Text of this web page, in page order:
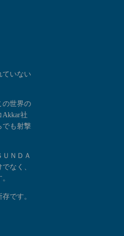
ていない
の世界の
Akkar社
でも射撃
ＮＤＡ
なく、
です。